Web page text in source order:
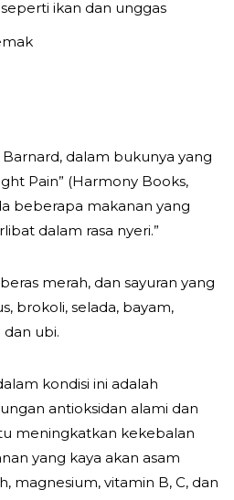
ikan dan unggas
dalam bukunya yang
Pain” (Harmony Books,
beberapa makanan yang
dalam rasa nyeri.”
merah, dan sayuran yang
brokoli, selada, bayam,
ubi.
kondisi ini adalah
antioksidan alami dan
meningkatkan kekebalan
yang kaya akan asam
magnesium, vitamin B, C, dan